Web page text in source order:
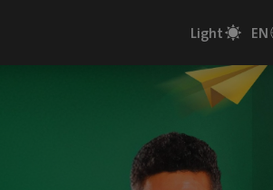
Light EN